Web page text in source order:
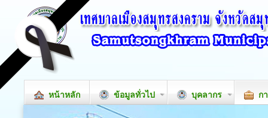
หน้าหลัก ข้อมูลทั่วไป บุคลากร ก